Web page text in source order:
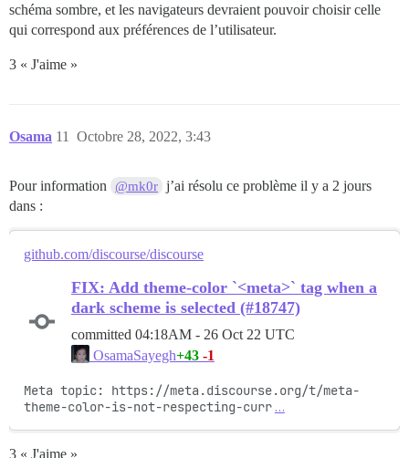
schéma sombre, et les navigateurs devraient pouvoir choisir celle
qui correspond aux préférences de l’utilisateur.
3 « J'aime »
Osama Octobre 28, 2022, 3:43
11
Pour information @mk0r j’ai résolu ce problème il y a 2 jours
dans :
github.com/discourse/discourse
FIX: Add theme-color `<meta>` tag when a
dark scheme is selected (#18747)
committed 04:18AM - 26 Oct 22 UTC
OsamaSayegh+43 -1
Meta topic: https://meta.discourse.org/t/meta-
theme-color-is-not-respecting-curr …
3 « J'aime »